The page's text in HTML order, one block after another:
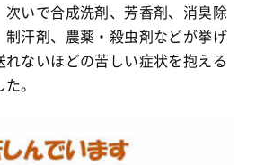
いで合成洗剤、芳香剤、消臭除
汗剤、農薬・殺虫剤などが挙げ
れないほどの苦しい症状を抱える
。